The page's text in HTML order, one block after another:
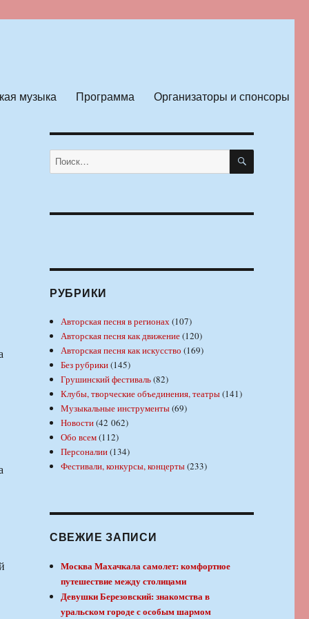
музыка Программа Организаторы и спонсоры
Искать: ПОИСК
РУБРИКИ
Авторская песня в регионах(107)
Авторская песня как движение(120)
Авторская песня как искусство (169)
Без рубрики(145)
Грушинский фестиваль(82)
Клубы, творческие объединения, театры(141)
Музыкальные инструменты(69)
Новости(42 062)
Обо всем(112)
Персоналии(134)
Фестивали, конкурсы, концерты(233)
СВЕЖИЕ ЗАПИСИ
Москва Махачкала самолет: комфортное
путешествие между столицами
Девушки Березовский: знакомства в
уральском городе с особым шармом